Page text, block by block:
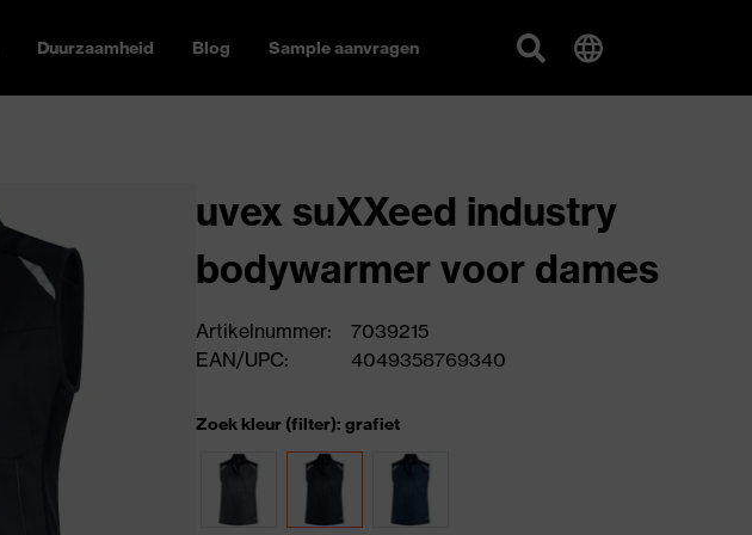
Duurzaamheid Blog Sample aanvragen
uvex suXXeed industry
bodywarmer voor dames
Artikelnummer:
7039215
EAN/UPC:
4049358769340
Zoek kleur (filter): grafiet